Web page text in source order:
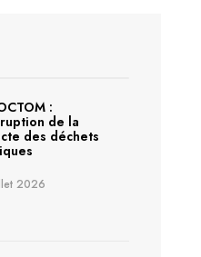
:
de la
des déchets
2026